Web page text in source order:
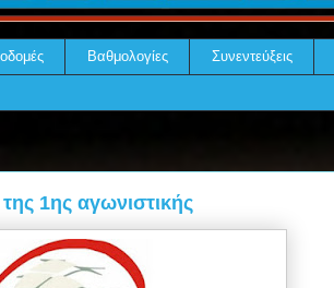
Βαθμολογίες Συνεντεύξεις
1ης αγωνιστικής